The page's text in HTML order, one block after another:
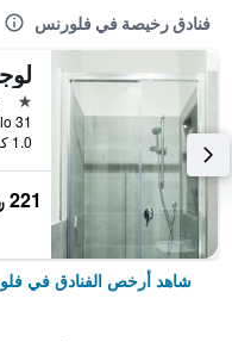
فنادق رخيصة في فلورنس
1.0 كيلومتر عن وسط المدينة
221 ﷼
شاهد أرخص الفنادق في